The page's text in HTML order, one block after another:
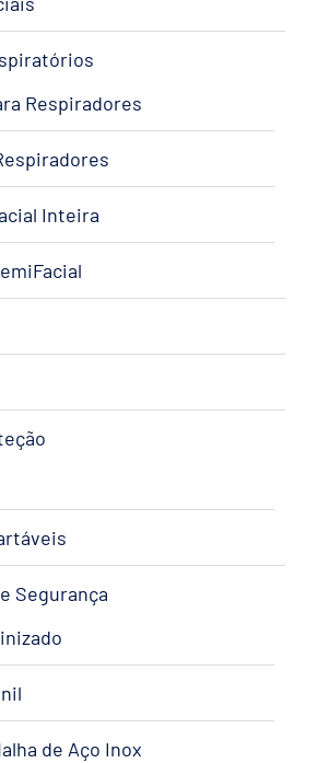
Respiradores
Inteira
Segurança
de Aço Inox